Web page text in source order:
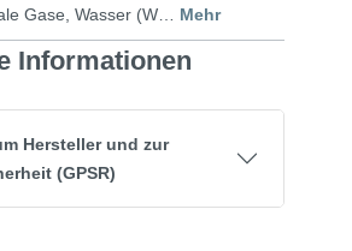
Gase, Wasser (W… Mehr
Informationen
Hersteller und zur
(GPSR)